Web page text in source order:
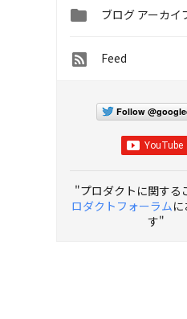
 ブログ アーカイ
Feed
Follow
"プロダクトに関する
ロダクトフォーラム
す"